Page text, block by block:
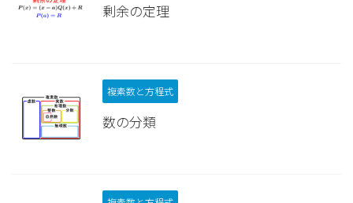
剰余の定理
複素数と方程式
数の分類